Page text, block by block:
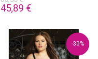
45,89 €
-30%